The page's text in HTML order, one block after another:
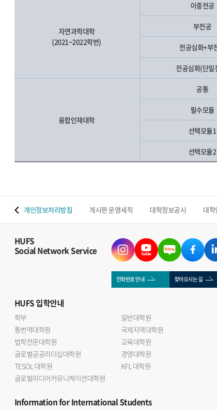
자연과학대학
(2021~2022학번)
이중전공
부전공
전공심화+부
전공심화(단
융합인재대학
공통
필수모듈
선택모듈1
선택모듈2
개인정보처리방침 게시판 운영세칙 대학정보공시 대
HUFS
Social Network Service
전화번호 안내 찾아오시는 길
HUFS입학안내
학부
일반대학원
통번역대학원
국제지역대학원
법학전문대학원
교육대학원
글로벌공공리더십대학원
경영대학원
TESOL 대학원
KFL 대학원
글로벌미디어커뮤니케이션대학원
Informationfor International Students